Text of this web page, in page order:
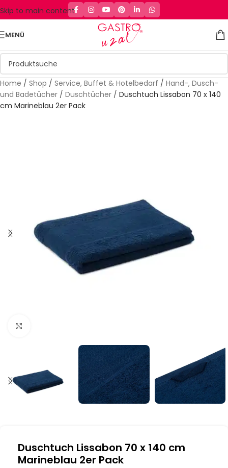
Skip to main content
MENÜ
Home / Shop / Service, Buffet & Hotelbedarf / Hand-, Dusch-
und Badetücher / Duschtücher / Duschtuch Lissabon 70 x 140
cm Marineblau 2er Pack
Duschtuch Lissabon 70 x 140 cm
Marineblau 2er Pack